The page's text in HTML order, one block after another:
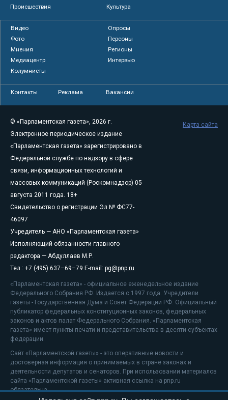
Происшествия
Культура
Видео
Опросы
Фото
Персоны
Мнения
Регионы
Медиацентр
Интервью
Колумнисты
Контакты Реклама Вакансии
© «Парламентская газета», 2026 г.
Электронное периодическое издание
«Парламентская газета» зарегистрировано в
Федеральной службе по надзору в сфере
связи, информационных технологий и
массовых коммуникаций (Роскомнадзор) 05
августа 2011 года. 18+
Свидетельство о регистрации Эл № ФС77-
46097
Учредитель — АНО «Парламентская газета»
Исполняющий обязанности главного
редактора — Абдуллаев М.Р.
Тел.: +7 (495) 637–69–79 E-mail: pg@pnp.ru
«Парламентская газета» - официальное еженедельное издание
Федерального Собрания РФ. Издается с 1997 года. Учредители
газеты - Государственная Дума и Совет Федерации РФ. Официальный
публикатор федеральных конституционных законов, федеральных
законов и актов палат Федерального Собрания. «Парламентская
газета» имеет пункты печати и представительства в десяти субъектах
федерации.
Сайт «Парламентской газеты» - это оперативные новости и
достоверная информация о принимаемых в стране законах и
деятельности депутатов и сенаторов. При использовании материалов
сайта «Парламентской газеты» активная ссылка на pnp.ru
обязательна.
Карта сайта